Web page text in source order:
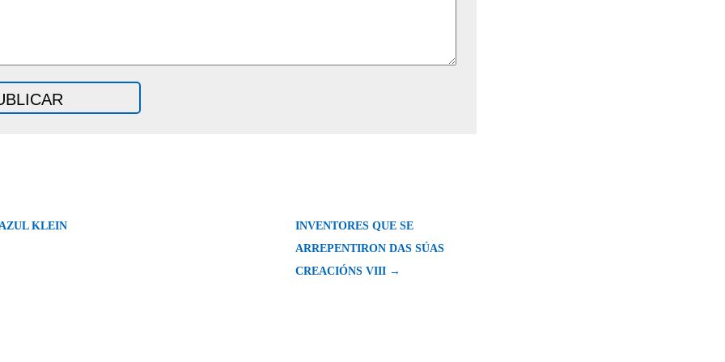
KLEIN
INVENTORES QUE SE
ARREPENTIRON DAS SÚAS
CREACIÓNS VIII →